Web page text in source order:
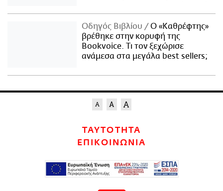
Οδηγός Βιβλίου
Ο «Καθρέφτης»
βρέθηκε στην κορυφή της
Bookvoice. Τι τον ξεχώρισε
ανάμεσα στα μεγάλα best sellers;
ΤΑΥΤΟΤΗΤΑ
ΕΠΙΚΟΙΝΩΝΙΑ